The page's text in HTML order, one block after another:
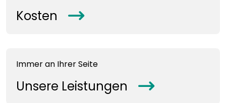
Kosten arrowRight
Immer an Ihrer Seite
Unsere Leistungen arrowRight